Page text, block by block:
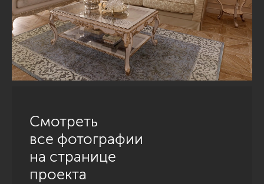
Смотреть
все фотографии
на странице
проекта